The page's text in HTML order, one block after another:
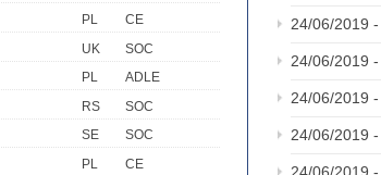
PL
CE
UK
SOC
PL
ADLE
RS
SOC
SE
SOC
PL CE
24/06/2019 -
24/06/2019 -
24/06/2019 -
24/06/2019 -